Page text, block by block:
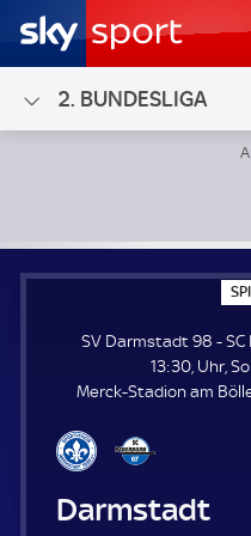
2. BUNDESLIGA
SV Darmstadt 98 - SC
13:30, Uhr,
Merck-Stadion am
SV Darmstadt